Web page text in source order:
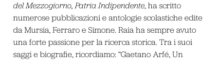
del Mezzogiorno, Patria Indipendente, ha scritto
numerose pubblicazioni e antologie scolastiche edite
da Mursia, Ferraro e Simone. Raia ha sempre avuto
una forte passione per la ricerca storica. Tra i suoi
saggi e biografie, ricordiamo: “Gaetano Arfé, Un